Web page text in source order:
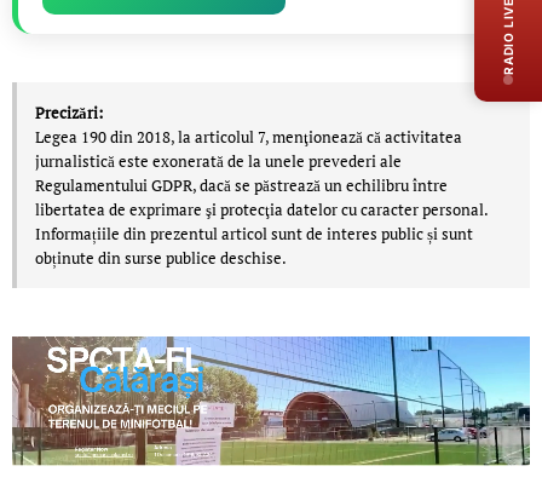
Precizări:
Legea 190 din 2018, la articolul 7, menţionează că activitatea
jurnalistică este exonerată de la unele prevederi ale
Regulamentului GDPR, dacă se păstrează un echilibru între
libertatea de exprimare şi protecţia datelor cu caracter personal.
Informațiile din prezentul articol sunt de interes public și sunt
obținute din surse publice deschise.
RADIO LIVE